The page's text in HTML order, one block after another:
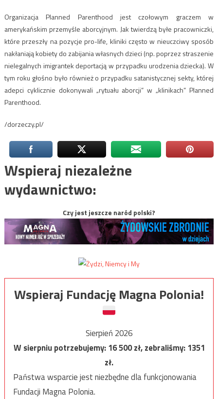
Organizacja Planned Parenthood jest czołowym graczem w
amerykańskim przemyśle aborcyjnym. Jak twierdzą byłe pracowniczki,
które przeszły na pozycje pro-life, kliniki często w nieuczciwy sposób
nakłaniają kobiety do zabijania własnych dzieci (np. poprzez straszenie
nielegalnych imigrantek deportacją w przypadku urodzenia dziecka). W
tym roku głośno było również o przypadku satanistycznej sekty, której
adepci cyklicznie dokonywali „rytuału aborcji” w „klinikach” Planned
Parenthood.
/dorzeczy.pl/
Wspieraj niezależne
wydawnictwo:
Czy jest jeszcze naród polski?
Wspieraj Fundację Magna Polonia!
Sierpień 2026
W sierpniu potrzebujemy:16 500zł, zebraliśmy:1351
zł.
Państwa wsparcie jest niezbędne dla funkcjonowania
Fundacji Magna Polonia.